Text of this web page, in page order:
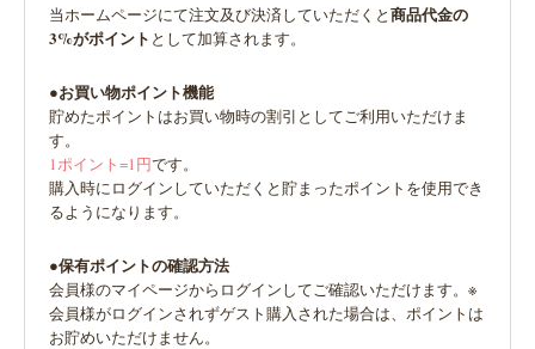
当ホームページにて注文及び決済していただくと商品代金の
3%がポイント として加算されます。
●お買い物ポイント機能
貯めたポイントはお買い物時の割引としてご利用いただけま
す。
1ポイント=1円です。
購入時にログインしていただくと貯まったポイントを使用でき
るようになります。
●保有ポイントの確認方法
会員様のマイページからログインしてご確認いただけます。※
会員様がログインされずゲスト購入された場合は、ポイントは
お貯めいただけません。